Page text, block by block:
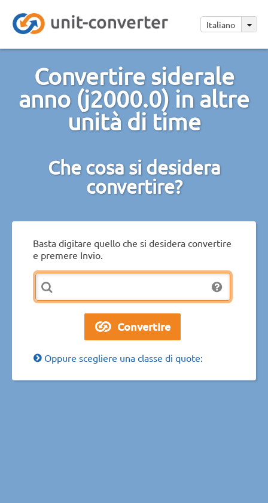
Italiano
Convertire siderale
anno (j2000.0) in altre
unità di time
Che cosa si desidera
convertire?
Basta digitare quello che si desidera convertire
e premere Invio.
Oppure scegliere una classe di quote: